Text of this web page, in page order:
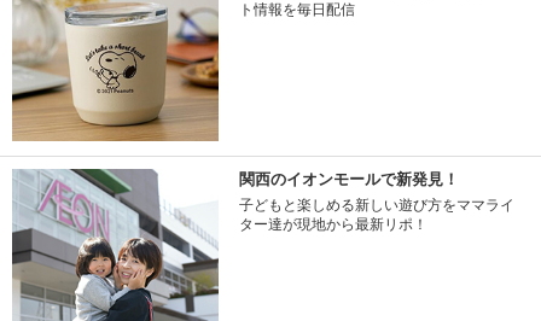
ト情報を毎日配信
関西のイオンモールで新発見！
子どもと楽しめる新しい遊び方をママライ
ター達が現地から最新リポ！